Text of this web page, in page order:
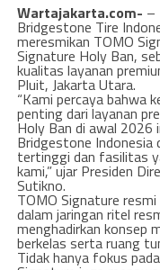
Wartajakarta.com- –
Bridgestone Tire
meresmikan TOMO
Signature Holy Ban,
kualitas layanan
Pluit, Jakarta Utara.
“Kami percaya bahwa
penting dari layanan
Holy Ban di awal 2026
Bridgestone Indonesia
tertinggi dan fasilitas
kami,” ujar Presiden
Sutikno.
TOMO Signature
dalam jaringan ritel
menghadirkan konsep
berkelas serta ruang
Tidak hanya fokus